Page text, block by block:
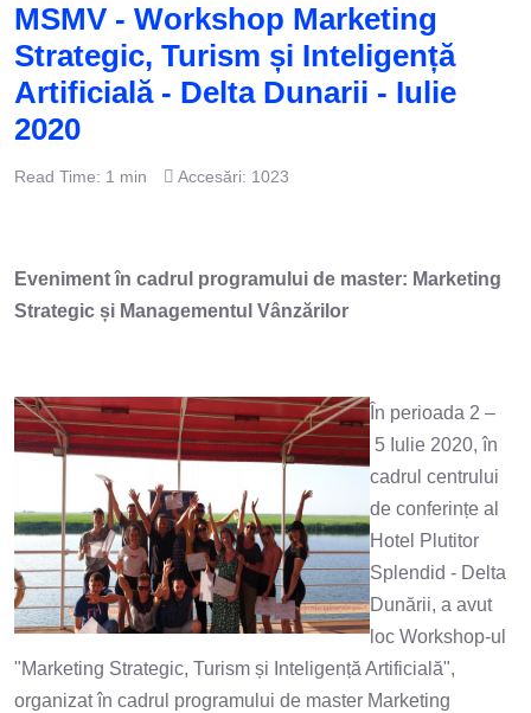
MSMV - Workshop Marketing
Strategic, Turism și Inteligență
Artificială - Delta Dunarii - Iulie
2020
Read Time: 1 min Accesări: 1023
Eveniment în cadrul programului de master: Marketing
Strategic și Managementul Vânzărilor
În perioada 2 –
5 Iulie 2020, în
cadrul centrului
de conferințe al
Hotel Plutitor
Splendid - Delta
Dunării, a avut
loc Workshop-ul
"Marketing Strategic, Turism și Inteligență Artificială",
organizat în cadrul programului de master Marketing